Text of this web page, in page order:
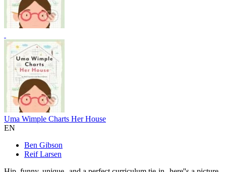
Uma Wimple Charts Her House
EN
Ben Gibson
Reif Larsen